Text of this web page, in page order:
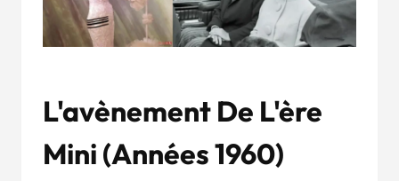
L'avènement De L'ère
Mini (Années 1960)